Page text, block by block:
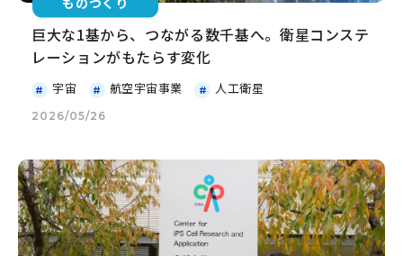
巨大な1基から、つながる数千基へ。衛星コンステ
レーションがもたらす変化
宇宙 航空宇宙事業 人工衛星
2026/05/26